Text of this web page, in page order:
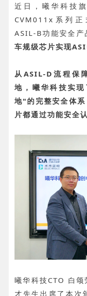
近日，曦华科技
CVM011x系列
ASIL-B功能安全产
车规级芯片实现
从ASIL-D流程保
地，曦华科技实
地"的完整安全体
片都通过功能安全
曦华科技CTO 白
才先生出席了本次